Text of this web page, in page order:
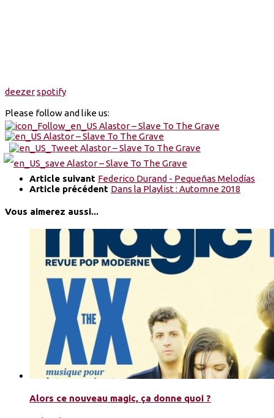
deezerspotify
Please follow and like us:
Article suivant Federico Durand - Pequeñas Melodías
Article précédent Dans la Playlist : Automne 2018
Vous aimerez aussi...
Alors ce nouveau magic, ça donne quoi ?